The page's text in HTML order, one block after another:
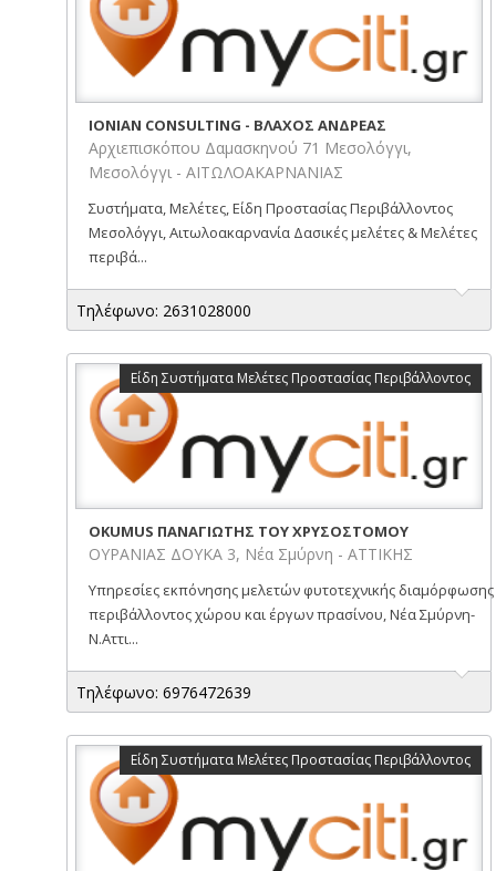
IONIAN CONSULTING - ΒΛΑΧΟΣ ΑΝΔΡΕΑΣ
Αρχιεπισκόπου Δαμασκηνού 71 Μεσολόγγι,
Μεσολόγγι - ΑΙΤΩΛΟΑΚΑΡΝΑΝΙΑΣ
Συστήματα, Μελέτες, Είδη Προστασίας Περιβάλλοντος
Μεσολόγγι, Αιτωλοακαρνανία Δασικές μελέτες & Mελέτες
περιβά...
Τηλέφωνο: 2631028000
Είδη Συστήματα Μελέτες Προστασίας Περιβάλλοντος
OKUMUS ΠΑΝΑΓΙΩΤΗΣ ΤΟΥ ΧΡΥΣΟΣΤΟΜΟΥ
ΟΥΡΑΝΙΑΣ ΔΟΥΚΑ 3, Νέα Σμύρνη - ΑΤΤΙΚΗΣ
Υπηρεσίες εκπόνησης μελετών φυτοτεχνικής διαμόρφωσης
περιβάλλοντος χώρου και έργων πρασίνου, Νέα Σμύρνη-
Ν.Αττι...
Τηλέφωνο: 6976472639
Είδη Συστήματα Μελέτες Προστασίας Περιβάλλοντος